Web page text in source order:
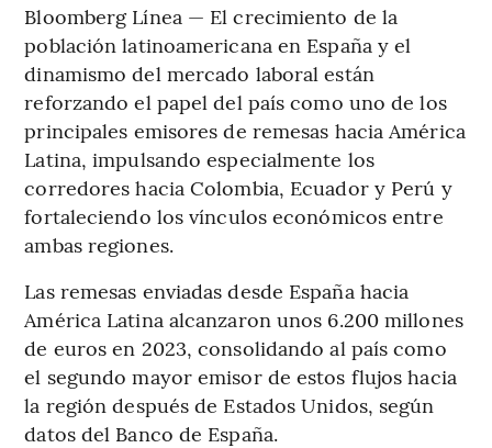
Bloomberg Línea — El crecimiento de la
población latinoamericana en España y el
dinamismo del mercado laboral están
reforzando el papel del país como uno de los
principales emisores de remesas hacia América
Latina, impulsando especialmente los
corredores hacia Colombia, Ecuador y Perú y
fortaleciendo los vínculos económicos entre
ambas regiones.
Las remesas enviadas desde España hacia
América Latina alcanzaron unos 6.200 millones
de euros en 2023, consolidando al país como
el segundo mayor emisor de estos flujos hacia
la región después de Estados Unidos, según
datos del Banco de España.